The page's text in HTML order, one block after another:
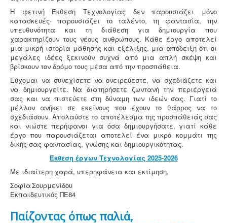
Η φετινή Έκθεση Τεχνολογίας δεν παρουσιάζει μόνο
κατασκευές· παρουσιάζει το ταλέντο, τη φαντασία, την
υπευθυνότητα και τη διάθεση για δημιουργία που
χαρακτηρίζουν τους νέους ανθρώπους. Κάθε έργο αποτελεί
μια μικρή ιστορία μάθησης και εξέλιξης, μια απόδειξη ότι οι
μεγάλες ιδέες ξεκινούν συχνά από μια απλή σκέψη και
βρίσκουν τον δρόμο τους μέσα από την προσπάθεια.
Εύχομαι να συνεχίσετε να ονειρεύεστε, να σχεδιάζετε και
να δημιουργείτε. Να διατηρήσετε ζωντανή την περιέργειά
σας και να πιστεύετε στη δύναμη των ιδεών σας. Γιατί το
μέλλον ανήκει σε εκείνους που έχουν το θάρρος να το
σχεδιάσουν. Απολαύστε το αποτέλεσμα της προσπάθειάς σας
και νιώστε περήφανοι για όσα δημιουργήσατε, γιατί κάθε
έργο που παρουσιάζεται αποτελεί ένα μικρό κομμάτι της
δικής σας φαντασίας, γνώσης και δημιουργικότητας.
Έκθεση έργων Τεχνολογίας 2025-2026
Με ιδιαίτερη χαρά, υπερηφάνεια και εκτίμηση,
Σοφία Σουρμενίδου
Εκπαιδευτικός ΠΕ84
Παίζοντας όπως παλιά,